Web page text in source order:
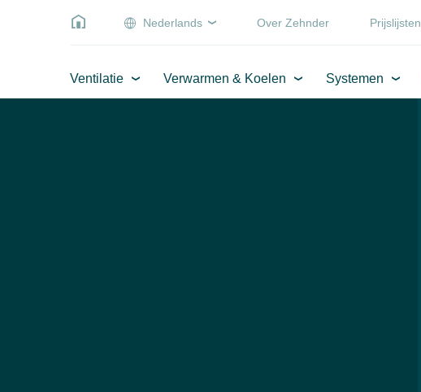
Nederlands Over Zehnder Prijslijsten
Ventilatie Verwarmen & Koelen Systemen